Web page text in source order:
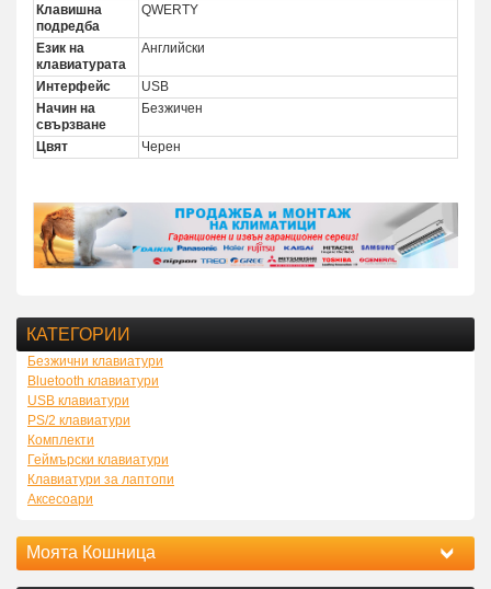
Клавишна
подредба
QWERTY
Език на
клавиатурата
Английски
Интерфейс
USB
Начин на
свързване
Безжичен
Цвят Черен
КАТЕГОРИИ
Безжични клавиатури
Bluetooth клавиатури
USB клавиатури
PS/2 клавиатури
Комплекти
Геймърски клавиатури
Клавиатури за лаптопи
Аксесоари
Моята Кошница